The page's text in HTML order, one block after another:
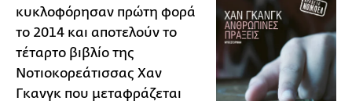
κυκλοφόρησαν πρώτη φορά
το 2014 και αποτελούν το
τέταρτο βιβλίο της
Νοτιοκορεάτισσας Χαν
Γκανγκ που μεταφράζεται